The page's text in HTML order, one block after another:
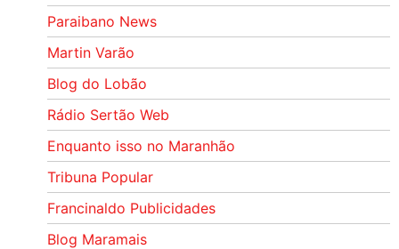
Paraibano News
Martin Varão
Blog do Lobão
Rádio Sertão Web
Enquanto isso no Maranhão
Tribuna Popular
Francinaldo Publicidades
Blog Maramais